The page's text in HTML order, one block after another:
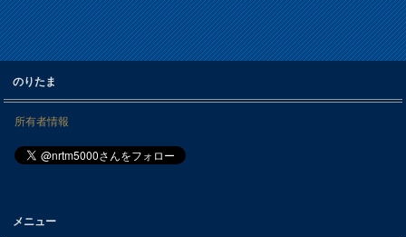
のりたま
所有者情報
メニュー